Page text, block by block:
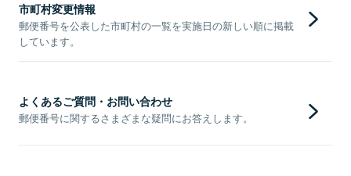
市町村変更情報
郵便番号を公表した市町村の一覧を実施日の新しい順に掲載
しています。
よくあるご質問・お問い合わせ
郵便番号に関するさまざまな疑問にお答えします。